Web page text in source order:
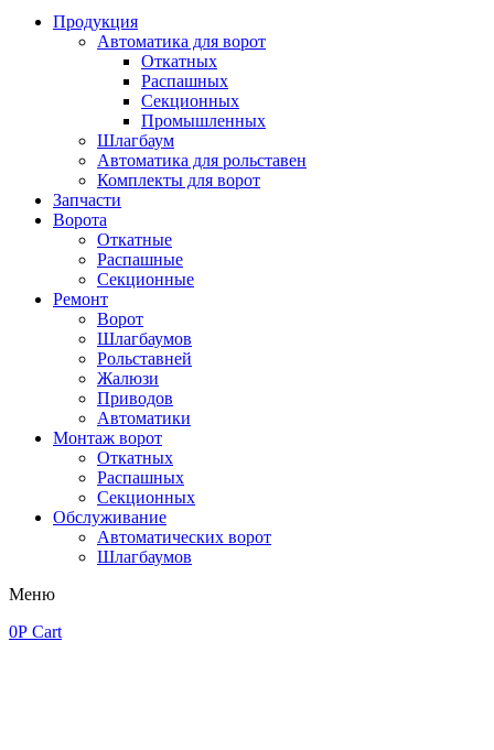
Продукция
Автоматика для ворот
Откатных
Распашных
Секционных
Промышленных
Шлагбаум
Автоматика для рольставен
Комплекты для ворот
Запчасти
Ворота
Откатные
Распашные
Секционные
Ремонт
Ворот
Шлагбаумов
Рольставней
Жалюзи
Приводов
Автоматики
Монтаж ворот
Откатных
Распашных
Секционных
Обслуживание
Автоматических ворот
Шлагбаумов
Меню
0Р Cart